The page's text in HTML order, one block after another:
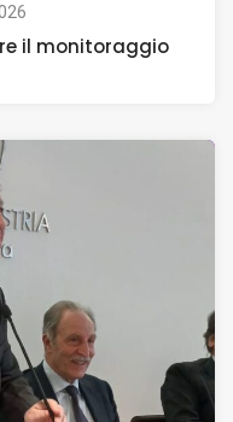
il monitoraggio